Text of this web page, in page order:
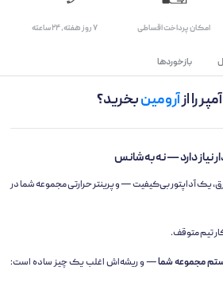
امکان پرداخت اقساطی ۷ روز ﻫﻔﺘﻪ، ۲۴ ﺳﺎﻋﺘﻪ
بازخوردها
آرومینبخرید؟
نیاز دارد — نه به شانس
یک آداپتور بی‌کیفیت — و پرینتر حرارتی مجموعه شما در
تیم متوقف.
مجموعه شما— و ریشه‌اش اغلب یک چیز ساده است: